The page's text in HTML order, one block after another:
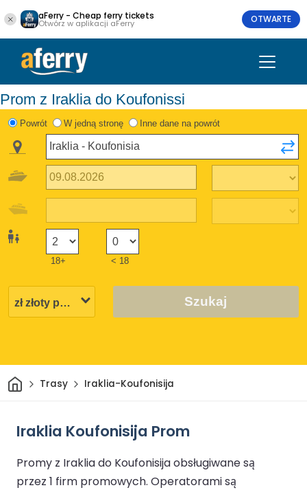
aFerry - Cheap ferry tickets
Otwórz w aplikacji aFerry OTWARTE
Prom z Iraklia do Koufonissi
Powrót W jedną stronę Inne dane na powrót
18+ < 18
Szukaj
DomTrasy Iraklia-Koufonisija
Iraklia Koufonisija Prom
Promy z Iraklia do Koufonisija obsługiwane są
przez 1 firm promowych. Operatorami są